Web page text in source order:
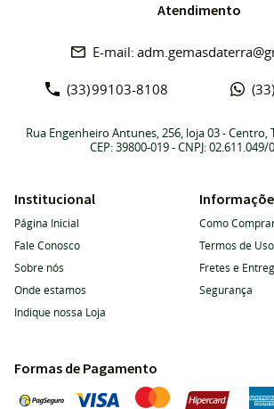
Atendimento
(33)99103-8108 (33)
Rua Engenheiro Antunes, 256, loja 03-Centro,
CEP: 39800-019- CNPJ: 02.611.049/
Institucional
Página Inicial
Fale Conosco
Sobre nós
Onde estamos
Indique nossa Loja
Como
Termos de Uso
Fretes e
Segurança
Formas de Pagamento